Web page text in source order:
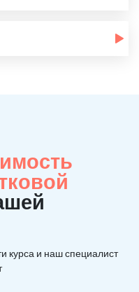
курса и наш специалист